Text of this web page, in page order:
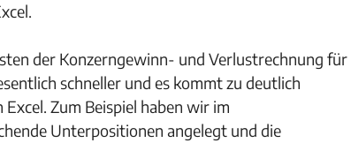
der Konzerngewinn- und Verlustrechnung für
schneller und es kommt zu deutlich
Zum Beispiel haben wir im
Unterpositionen angelegt und die